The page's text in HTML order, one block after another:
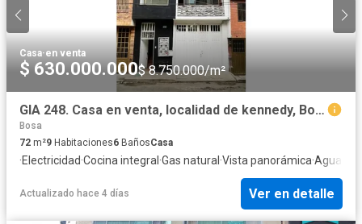
Casa·en venta
$ 630.000.000$ 8.750.000/m²
GIA 248. Casa en venta, localidad de kennedy, Bogota
Bosa
72 m²9 Habitaciones6 BañosCasa
·Electricidad·Cocina integral ·Gas natural ·Vista panorámica·Agua
Actualizado hace 4 días Ver en detalle